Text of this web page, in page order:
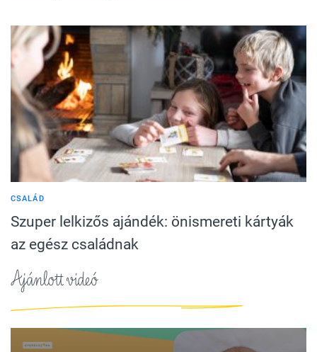
CSALÁD
Szuper lelkizős ajándék: önismereti kártyák
az egész családnak
Ajánlott videó